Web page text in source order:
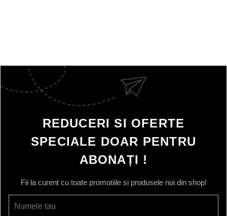
REDUCERI SI OFERTE
SPECIALE DOAR PENTRU
ABONAȚI !
Fii la curent cu toate promotiile si produsele noi din shop!
Numele tau